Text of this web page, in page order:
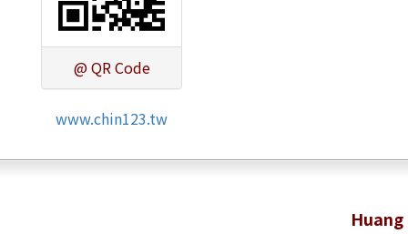
@ QR Code
www.chin123.tw